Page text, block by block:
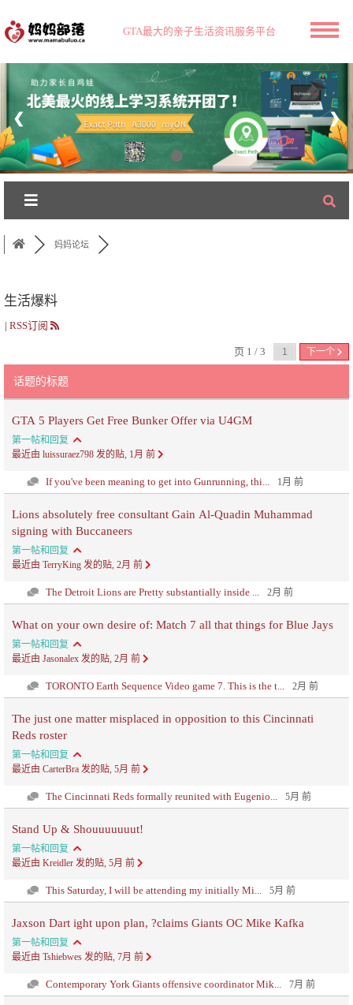
GTA最大的亲子生活资讯服务平台
❮ ❯
妈妈论坛
生活爆料
| RSS订阅
页 1 / 3 下一个
话题的标题
GTA 5 Players Get Free Bunker Offer via U4GM
第一帖和回复
最近由 luissuraez798 发的贴, 1月 前
If you've been meaning to get into Gunrunning, thi... 1月 前
Lions absolutely free consultant Gain Al-Quadin Muhammad
signing with Buccaneers
第一帖和回复
最近由 TerryKing 发的贴, 2月 前
The Detroit Lions are Pretty substantially inside ... 2月 前
What on your own desire of: Match 7 all that things for Blue Jays
第一帖和回复
最近由 Jasonalex 发的贴, 2月 前
TORONTO Earth Sequence Video game 7. This is the t... 2月 前
The just one matter misplaced in opposition to this Cincinnati
Reds roster
第一帖和回复
最近由 CarterBra 发的贴, 5月 前
The Cincinnati Reds formally reunited with Eugenio... 5月 前
Stand Up & Shouuuuuuut!
第一帖和回复
最近由 Kreidler 发的贴, 5月 前
This Saturday, I will be attending my initially Mi... 5月 前
Jaxson Dart ight upon plan, ?claims Giants OC Mike Kafka
第一帖和回复
最近由 Tshiebwes 发的贴, 7月 前
Contemporary York Giants offensive coordinator Mik... 7月 前